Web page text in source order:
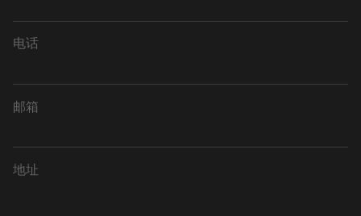
电话
邮箱
地址